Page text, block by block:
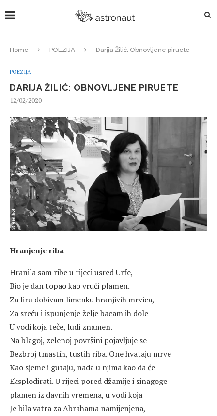
Home POEZIJA Darija Žilić: Obnovljene piruete
POEZIJA
DARIJA ŽILIĆ: OBNOVLJENE PIRUETE
12/02/2020
Hranjenje riba
Hranila sam ribe u rijeci usred Urfe,
Bio je dan topao kao vrući plamen.
Za liru dobivam limenku hranjivih mrvica,
Za sreću i ispunjenje želje bacam ih dole
U vodi koja teče, ludi znamen.
Na blagoj, zelenoj površini pojavljuje se
Bezbroj tmastih, tustih riba. One hvataju mrve
Kao sjeme i gutaju, nada u njima kao da će
Eksplodirati. U rijeci pored džamije i sinagoge
plamen iz davnih vremena, u vodi koja
Je bila vatra za Abrahama namijenjena,